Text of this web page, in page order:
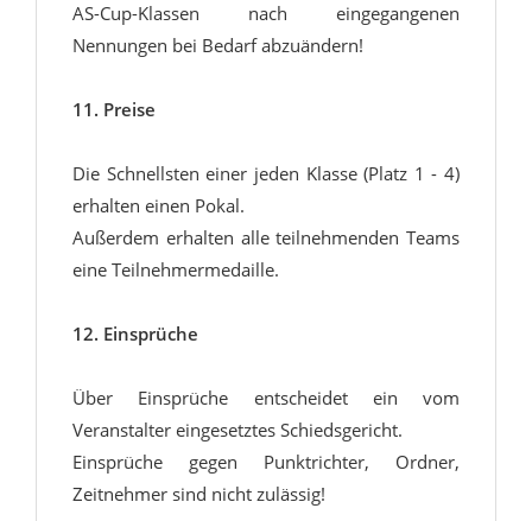
AS-Cup-Klassen nach eingegangenen
Nennungen bei Bedarf abzuändern!
11. Preise
Die Schnellsten einer jeden Klasse (Platz 1 - 4)
erhalten einen Pokal.
Außerdem erhalten alle teilnehmenden Teams
eine Teilnehmermedaille.
12. Einsprüche
Über Einsprüche entscheidet ein vom
Veranstalter eingesetztes Schiedsgericht.
Einsprüche gegen Punktrichter, Ordner,
Zeitnehmer sind nicht zulässig!